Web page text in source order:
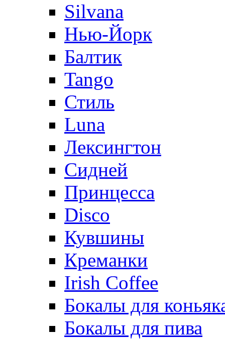
Silvana
Нью-Йорк
Балтик
Tango
Стиль
Luna
Лексингтон
Сидней
Принцесса
Disco
Кувшины
Креманки
Irish Coffee
Бокалы для
Бокалы для пива